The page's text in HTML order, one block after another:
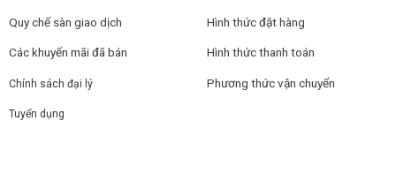
Quy chế sàn giao dịch
Các khuyến mãi đã bán
Chính sách đại lý
Tuyển dụng
Hình thức đặt hàng
Hình thức thanh toán
Phương thức vận chuyển